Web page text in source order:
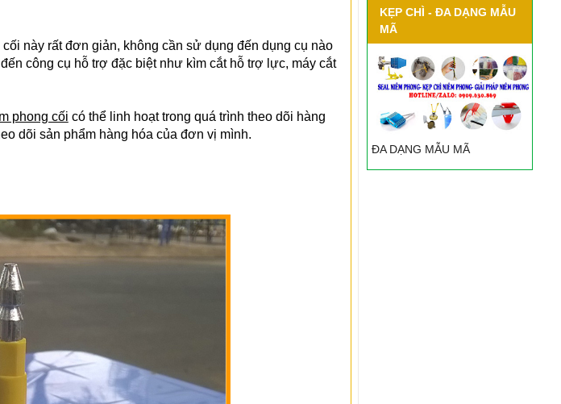
KẸP CHÌ - ĐA DẠNG MẪU
MÃ
ĐA DẠNG MẪU MÃ
này rất đơn giản, không cần sử dụng đến dụng cụ nào
công cụ hỗ trợ đặc biệt như kìm cắt hỗ trợ lực, máy cắt
phong cối có thể linh hoạt trong quá trình theo dõi hàng
dõi sản phẩm hàng hóa của đơn vị mình.